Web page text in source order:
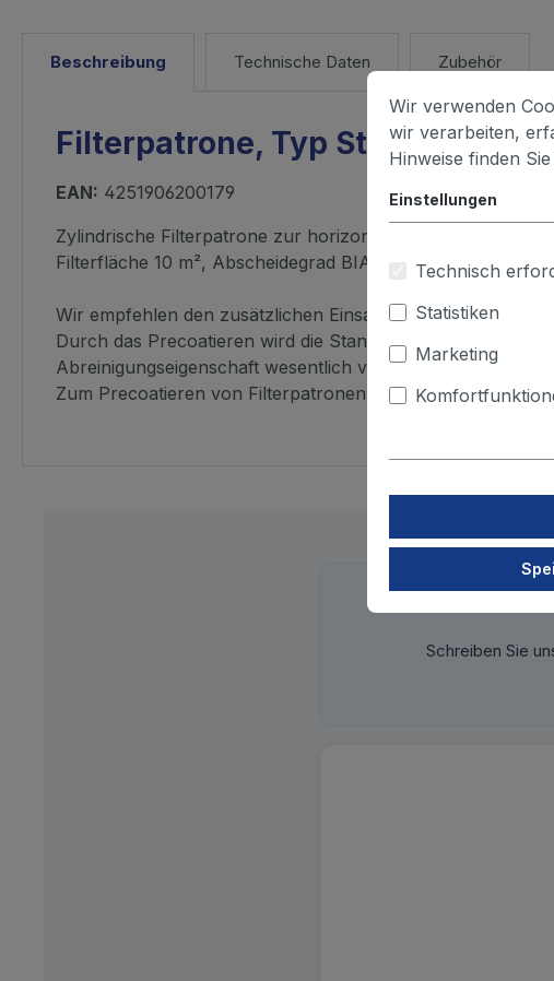
Beschreibung Technische Daten Zubehör
Filterpatrone, Typ Standard
EAN: 4251906200179
Zylindrische Filterpatrone zur horizontalen und vertikalen
Filterfläche 10 m², Abscheidegrad BIA M
Wir empfehlen den zusätzlichen Einsatz des Filterhilfsmittels
Durch das Precoatieren wird die Standzeit der
Abreinigungseigenschaft wesentlich verbessert.
Zum Precoatieren von Filterpatronen werden pro m2
Schreiben Sie
Wir verwenden
wir verarbeiten,
Hinweise finden Sie
Einstellungen
Technisch
Statistiken
Marketing